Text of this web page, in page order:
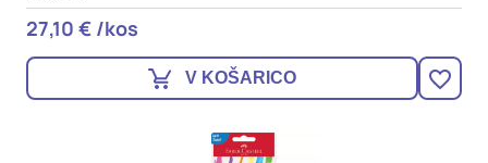
27,10 € /kos
V KOŠARICO